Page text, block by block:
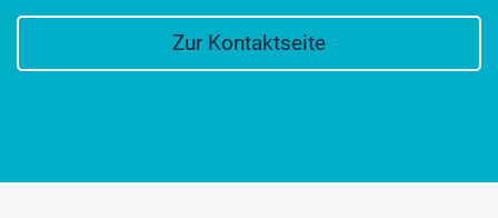
Zur Kontaktseite